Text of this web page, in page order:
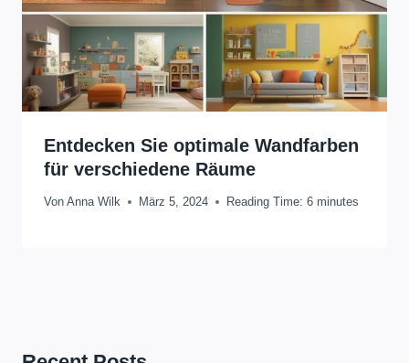
Entdecken Sie optimale Wandfarben
für verschiedene Räume
Von Anna Wilk März 5, 2024 Reading Time: 6 minutes